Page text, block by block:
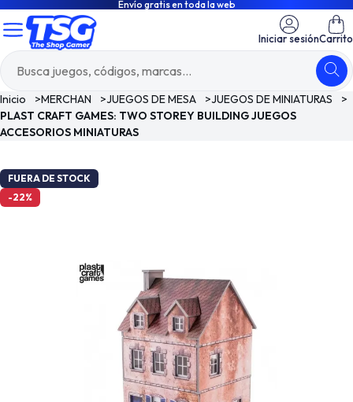
Envío gratis en toda la web
Iniciar sesiónCarrito
Inicio >MERCHAN >JUEGOS DE MESA >JUEGOS DE MINIATURAS
>
PLAST CRAFT GAMES: TWO STOREY BUILDING JUEGOS
ACCESORIOS MINIATURAS
FUERA DE STOCK
-22%